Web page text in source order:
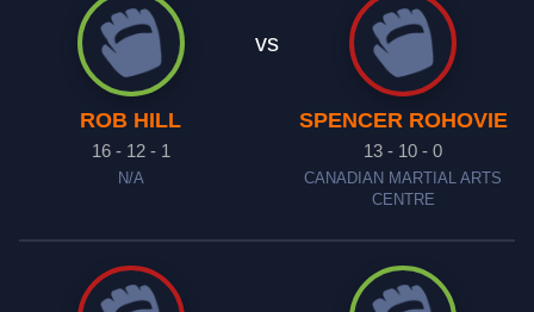
ROB HILL
16 - 12 - 1
N/A
vs
SPENCER ROHOVIE
13 - 10 - 0
CANADIAN MARTIAL ARTS
CENTRE